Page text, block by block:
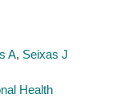
A, Seixas J
Health